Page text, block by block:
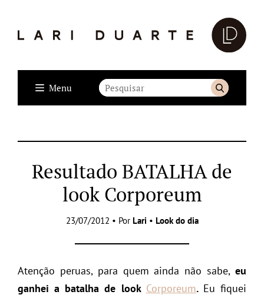
Menu
Resultado BATALHA de
look Corporeum
23/07/2012 • Por Lari • Look do dia
Atenção peruas, para quem ainda não sabe, eu
ganhei a batalha de look Corporeum. Eu fiquei